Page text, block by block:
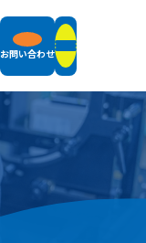
お問い合わせ